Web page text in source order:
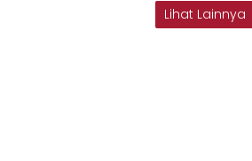
Lihat Lainnya